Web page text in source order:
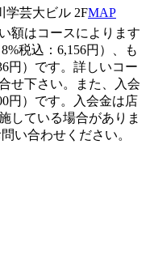
芸大ビル 2FMAP
額はコースによります
税込：6,156円）、も
円）です。詳しいコー
せ下さい。また、入会
円）です。入会金は店
している場合がありま
い合わせください。